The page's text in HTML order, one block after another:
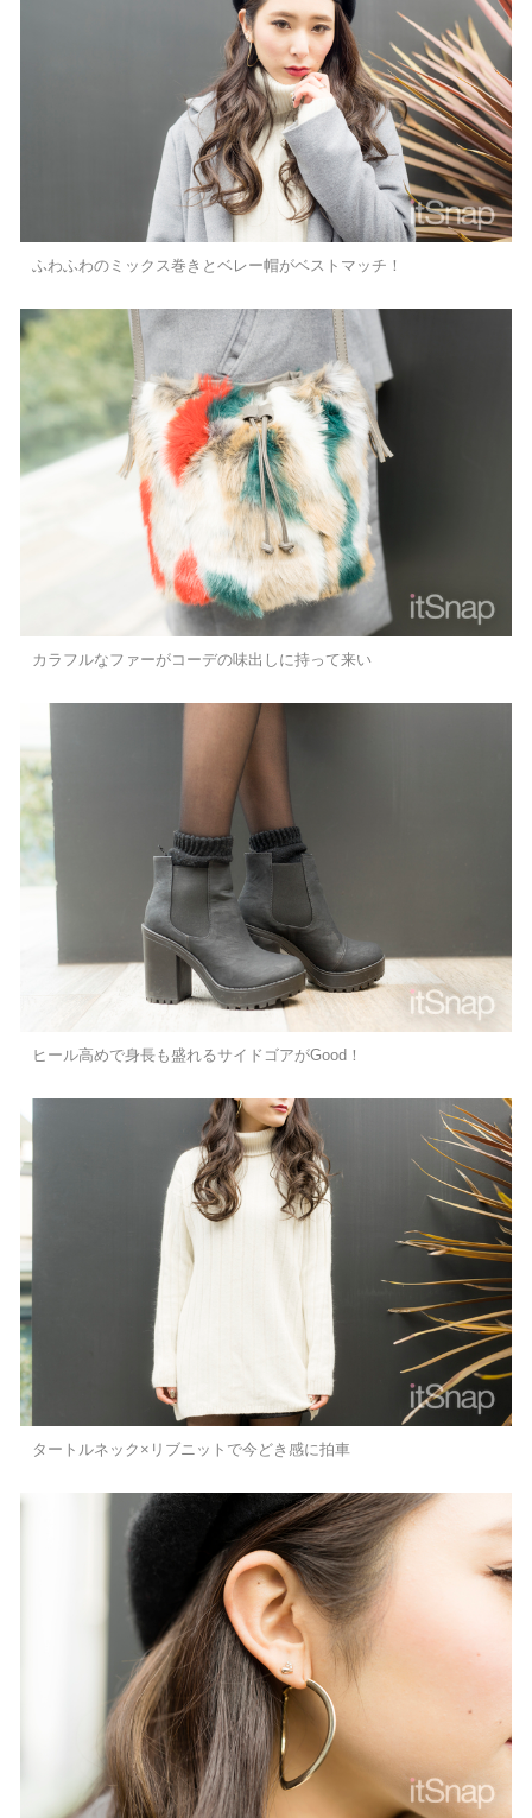
ふわふわのミックス巻きとベレー帽がベストマッチ！
カラフルなファーがコーデの味出しに持って来い
ヒール高めで身長も盛れるサイドゴアがGood！
タートルネック×リブニットで今どき感に拍車